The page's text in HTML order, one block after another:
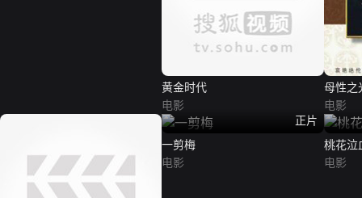
黄金时代
电影
母性之
电影
正片
一剪梅
电影
桃花泣
电影